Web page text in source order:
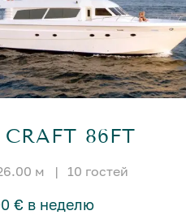
CRAFT 86FT
м | 10 гостей
€ в неделю